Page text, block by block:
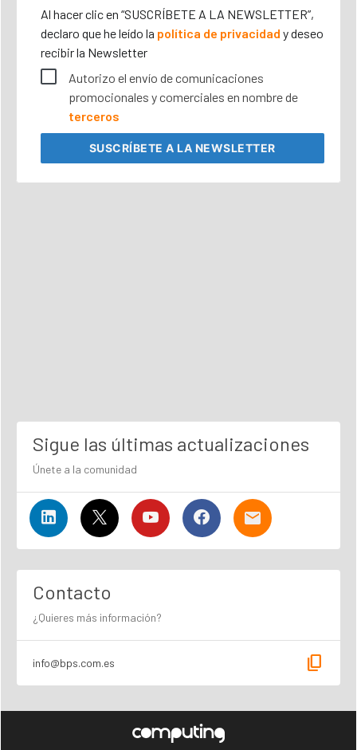
corporativo
Al hacer clic en “SUSCRÍBETE A LA NEWSLETTER”,
declaro que he leído la política de privacidad y deseo
recibir la Newsletter
Autorizo el envío de comunicaciones
promocionales y comerciales en nombre de
terceros
SUSCRÍBETEA LA NEWSLETTER
Sigue las últimas actualizaciones
Únete a la comunidad
Contacto
¿Quieres más información?
info@bps.com.es content_copy